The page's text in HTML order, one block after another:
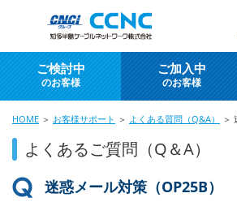
ご検討中
のお客様
ご加入中
のお客様
HOME ＞ お客様サポート ＞ よくある質問（Q&A） ＞
よくあるご質問（Q＆A）
迷惑メール対策（OP25B）